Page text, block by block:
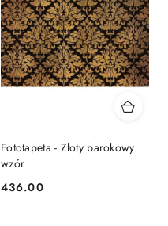
Fototapeta - Złoty barokowy
wzór
Cena:
436.00